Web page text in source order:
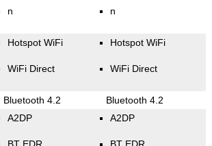
n n
Hotspot WiFi
WiFi Direct
Hotspot WiFi
WiFi Direct
Bluetooth 4.2 Bluetooth 4.2
A2DP A2DP